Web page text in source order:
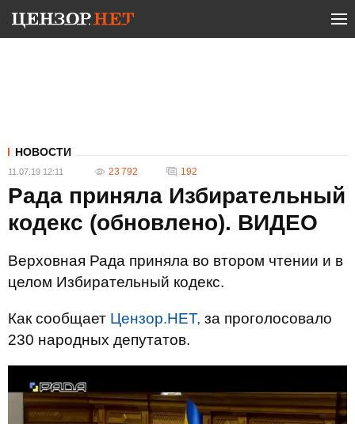
НОВОСТИ
11.07.19 12:11 23 792 192
Рада приняла Избирательный
кодекс (обновлено). ВИДЕО
Верховная Рада приняла во втором чтении и в
целом Избирательный кодекс.
Как сообщает Цензор.НЕТ, за проголосовало
230 народных депутатов.